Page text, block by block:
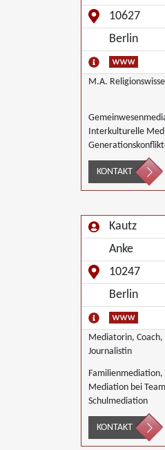
10627
Berlin
M.A.
Interkulturelle
Mediation bei
KONTAKT
Kautz
Anke
10247
Berlin
Mediatorin,
Journalistin
Mediation bei
Schulmediation
KONTAKT